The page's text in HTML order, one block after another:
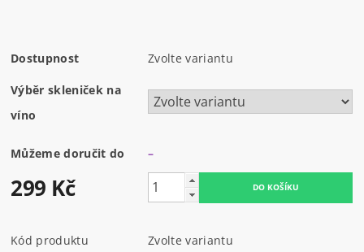
Dostupnost Zvolte variantu
Výběr skleniček na
víno
Můžeme doručit do –
299 Kč
Kód produktu
Zvolte variantu